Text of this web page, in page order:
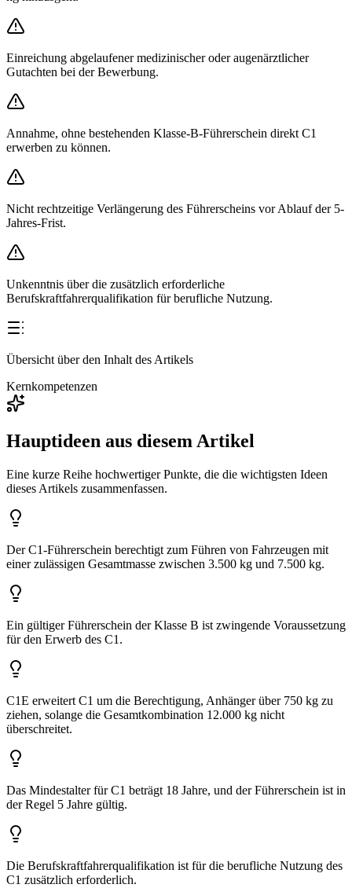
Einreichung abgelaufener medizinischer oder augenärztlicher
Gutachten bei der Bewerbung.
Annahme, ohne bestehenden Klasse-B-Führerschein direkt C1
erwerben zu können.
Nicht rechtzeitige Verlängerung des Führerscheins vor Ablauf der 5-
Jahres-Frist.
Unkenntnis über die zusätzlich erforderliche
Berufskraftfahrerqualifikation für berufliche Nutzung.
Übersicht über den Inhalt des Artikels
Kernkompetenzen
Hauptideen aus diesem Artikel
Eine kurze Reihe hochwertiger Punkte, die die wichtigsten Ideen
dieses Artikels zusammenfassen.
Der C1-Führerschein berechtigt zum Führen von Fahrzeugen mit
einer zulässigen Gesamtmasse zwischen 3.500 kg und 7.500 kg.
Ein gültiger Führerschein der Klasse B ist zwingende Voraussetzung
für den Erwerb des C1.
C1E erweitert C1 um die Berechtigung, Anhänger über 750 kg zu
ziehen, solange die Gesamtkombination 12.000 kg nicht
überschreitet.
Das Mindestalter für C1 beträgt 18 Jahre, und der Führerschein ist in
der Regel 5 Jahre gültig.
Die Berufskraftfahrerqualifikation ist für die berufliche Nutzung des
C1 zusätzlich erforderlich.